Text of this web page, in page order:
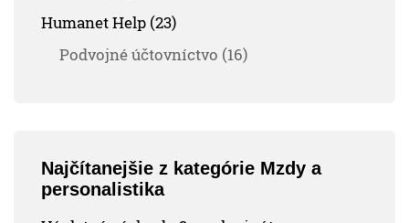
Humanet Help (23)
Podvojné účtovníctvo (16)
Najčítanejšie z kategórie Mzdy a
personalistika